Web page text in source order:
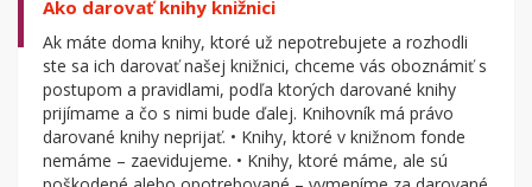
Ako darovať knihy knižnici
Ak máte doma knihy, ktoré už nepotrebujete a rozhodli
ste sa ich darovať našej knižnici, chceme vás oboznámiť s
postupom a pravidlami, podľa ktorých darované knihy
prijímame a čo s nimi bude ďalej. Knihovník má právo
darované knihy neprijať. • Knihy, ktoré v knižnom fonde
nemáme – zaevidujeme. • Knihy, ktoré máme, ale sú